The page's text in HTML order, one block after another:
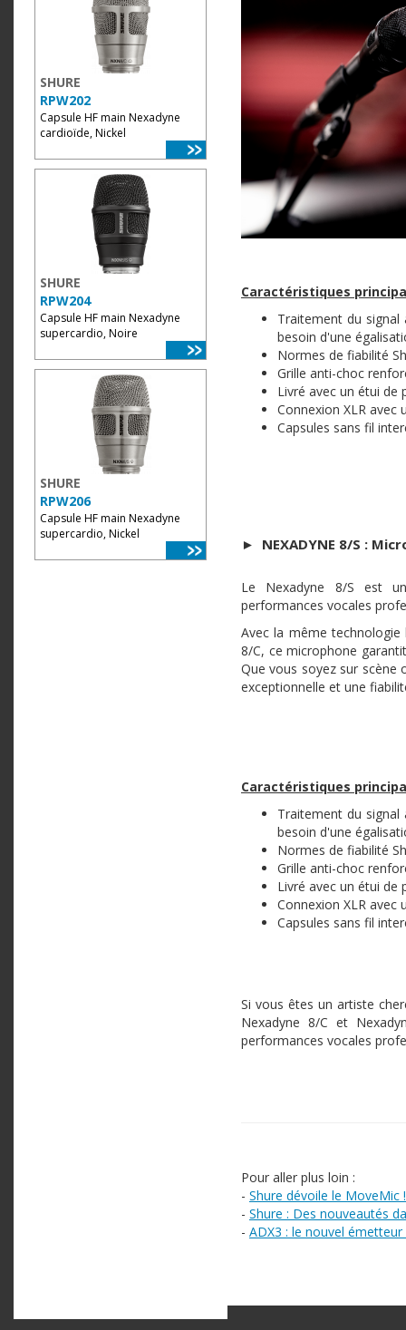
SHURE
RPW202
Capsule HF main Nexadyne
cardioïde, Nickel
SHURE
RPW204
Capsule HF main Nexadyne
supercardio, Noire
SHURE
RPW206
Capsule HF main Nexadyne
supercardio, Nickel
Caractéristiques
Traitement du
besoin d'une
Normes de fiabilité
Grille anti-choc
Livré avec un étui
Connexion XLR avec
Capsules sans fil
► NEXADYNE 8/S :
Le Nexadyne 8/S est
performances vocales
Avec la même
8/C, ce microphone
Que vous soyez sur scène
exceptionnelle et une
Caractéristiques
Traitement du
besoin d'une
Normes de fiabilité
Grille anti-choc
Livré avec un étui
Connexion XLR avec
Capsules sans fil
Si vous êtes un artiste
Nexadyne 8/C et
performances vocales
Pour aller plus loin :
- Shure dévoile le MoveMic !
- Shure : Des nouveautés
- ADX3 : le nouvel émetteur